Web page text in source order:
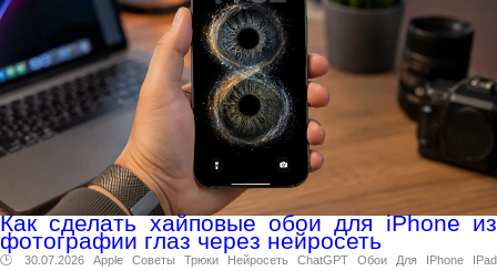
Как сделать хайповые обои для iPhone из
фотографии глаз через нейросеть
🕑 30.07.2026 Apple Советы Трюки Нейросеть ChatGPT Обои Для IPhone
IPad